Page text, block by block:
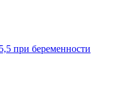
при беременности